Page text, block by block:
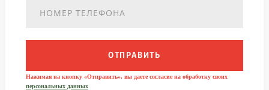
ОТПРАВИТЬ
Нажимая на кнопку «Отправить», вы даете согласие на обработку своих
персональных данных